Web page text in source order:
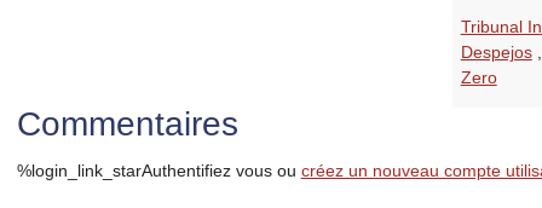
Tribunal
Despejos
Zero
Commentaires
%login_link_starAuthentifiez vous ou créez un nouveau compte